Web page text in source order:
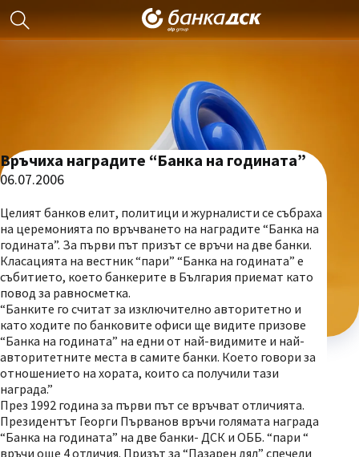
Връчиха наградите “Банка на годината”
06.07.2006
Целият банков елит, политици и журналисти се събраха
на церемонията по връчването на наградите “Банка на
годината”. За първи път призът се връчи на две банки.
Класацията на вестник “пари” “Банка на годината” е
събитието, което банкерите в България приемат като
повод за равносметка.
“Банките го считат за изключително авторитетно и
като ходите по банковите офиси ще видите призове
“Банка на годината” на едни от най-видимите и най-
авторитетните места в самите банки. Което говори за
отношението на хората, които са получили тази
награда.”
През 1992 година за първи път се връчват отличията.
Президентът Георги Първанов връчи голямата награда
“Банка на годината” на две банки- ДСК и ОББ. “пари “
връчи още 4 отличия. Призът за “Пазарен дял” спечели